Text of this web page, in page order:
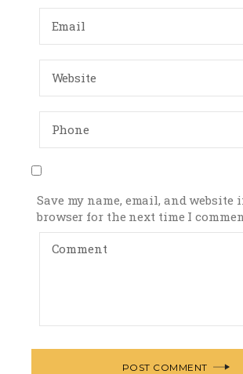
Save my name, email, and website
browser for the next time I
POST COMMENT